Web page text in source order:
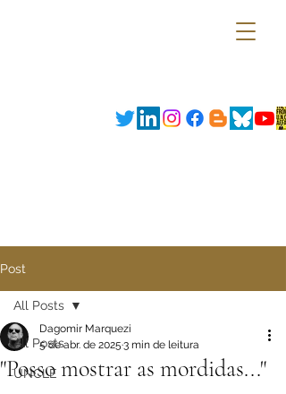
Post
All Posts
UNCLE
All Posts
"Posso mostrar as mordidas..."
Dagomir Marquezi
5 de abr. de 2025 3 min de leitura